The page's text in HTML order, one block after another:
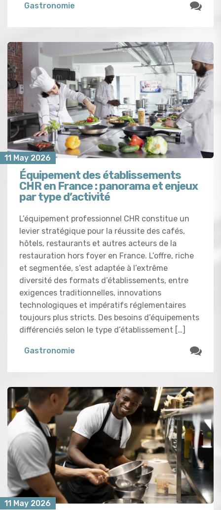
Gastronomie
11 May 2026
Équipement des établissements
CHR en France : panorama et enjeux
par type d’activité
L’équipement professionnel CHR constitue un
levier stratégique pour la réussite des cafés,
hôtels, restaurants et autres acteurs de la
restauration hors foyer en France. L’offre, riche
et segmentée, s’est adaptée à l’extrême
diversité des formats d’établissements, entre
exigences traditionnelles, innovations
technologiques et impératifs réglementaires
toujours plus stricts. Des besoins d’équipements
différenciés selon le type d’établissement […]
Gastronomie
11 May 2026